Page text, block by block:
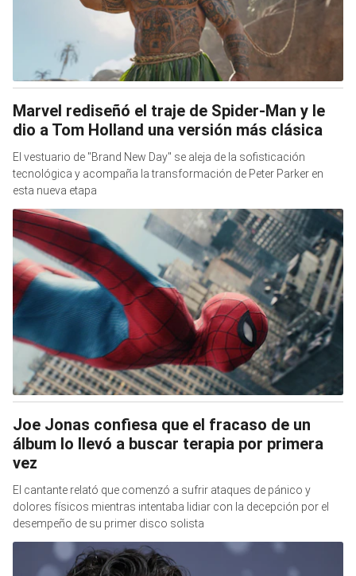
Marvel rediseñó el traje de Spider-Man y le
dio a Tom Holland una versión más clásica
El vestuario de "Brand New Day" se aleja de la sofisticación
tecnológica y acompaña la transformación de Peter Parker en
esta nueva etapa
Joe Jonas confiesa que el fracaso de un
álbum lo llevó a buscar terapia por primera
vez
El cantante relató que comenzó a sufrir ataques de pánico y
dolores físicos mientras intentaba lidiar con la decepción por el
desempeño de su primer disco solista